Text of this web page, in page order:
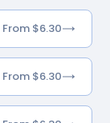
From $6.30
From $6.30